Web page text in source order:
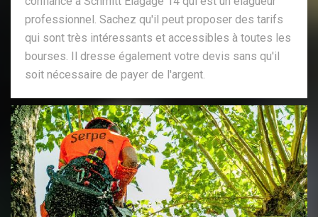
professionnel. Sachez qu'il peut proposer des tarifs
qui sont très intéressants et accessibles à toutes les
bourses. Il dresse également votre devis sans qu'il
soit nécessaire de payer de l'argent.